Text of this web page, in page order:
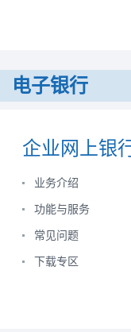
电子银行
企业网上银
业务介绍
功能与服务
常见问题
下载专区